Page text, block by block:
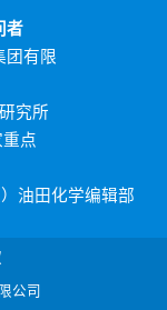
者
团有限
究所
点
油田化学编辑部
公司